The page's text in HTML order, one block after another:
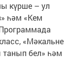
күрше – ул
һәм «Кем
«Мәкальне
танып бел» һәм